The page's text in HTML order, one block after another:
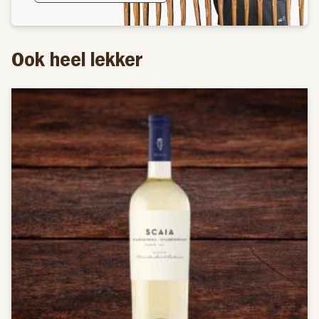
Aroma: Zeer hoge intensiteit, complex, citroenaroma’s,
citroen, sinaasappelschil, exotisch fruit, grapefruit,
passievrucht en verse grasaroma’s zoals bukshout.
Schoon en krachtig, met dat thiolprofiel waar men naar
op zoek was.
Alcoholpercentage: 13%, 75CL
Ook heel lekker